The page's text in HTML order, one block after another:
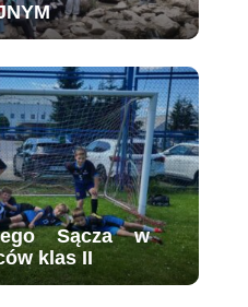
Sącza w
klas II